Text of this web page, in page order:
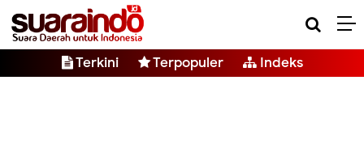
Terkini Terpopuler Indeks